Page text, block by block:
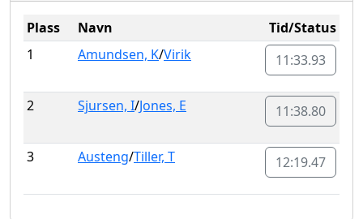
Plass Navn
Tid/Status
1
Amundsen, K/Virik 11:33.93
2 Sjursen, I/Jones, E 11:38.80
3 Austeng/Tiller, T 12:19.47